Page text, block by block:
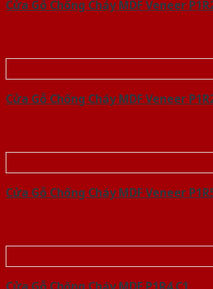
Cửa Gỗ Chống Cháy MDF Veneer
Cửa Gỗ Chống Cháy MDF Veneer
Cửa Gỗ Chống Cháy MDF Veneer